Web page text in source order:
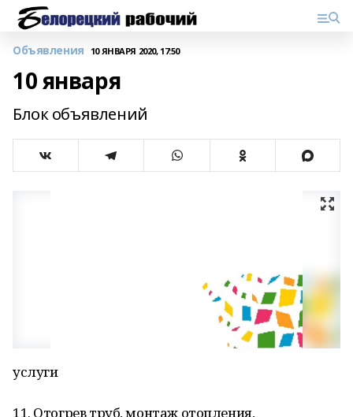
Объявления 10 ЯНВАРЯ 2020, 17:50
10 января
Блок объявлений
услуги
11. Отогрев труб, монтаж отопления,